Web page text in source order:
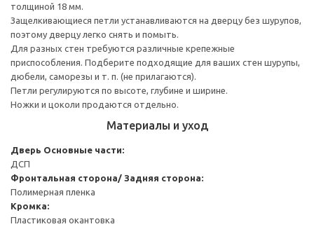
толщиной 18 мм.
Защелкивающиеся петли устанавливаются на дверцу без шурупов,
поэтому дверцу легко снять и помыть.
Для разных стен требуются различные крепежные
приспособления. Подберите подходящие для ваших стен шурупы,
дюбели, саморезы и т. п. (не прилагаются).
Петли регулируются по высоте, глубине и ширине.
Ножки и цоколи продаются отдельно.
Материалы и уход
Дверь Основные части:
ДСП
Фронтальная сторона/ Задняя сторона:
Полимерная пленка
Кромка:
Пластиковая окантовка